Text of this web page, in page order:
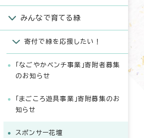
みんなで育てる緑
寄付で緑を応援したい！
「なごやかベンチ事業」寄附者募集
のお知らせ
「まごころ遊具事業」寄附募集のお
知らせ
スポンサー花壇